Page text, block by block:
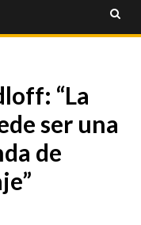
“La
ser una
de